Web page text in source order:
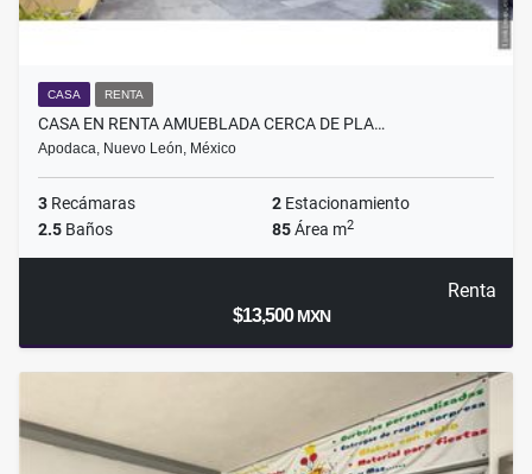
CASA RENTA
CASA EN RENTA AMUEBLADA CERCA DE PLA…
Apodaca, Nuevo León, México
3 Recámaras 2 Estacionamiento
2.5 Baños 85Área m2
Renta
$13,500MXN